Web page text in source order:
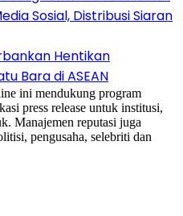
Sosial, Distribusi Siaran
Hentikan
Bara di ASEAN
ini mendukung program
press release untuk institusi,
Manajemen reputasi juga
pengusaha, selebriti dan